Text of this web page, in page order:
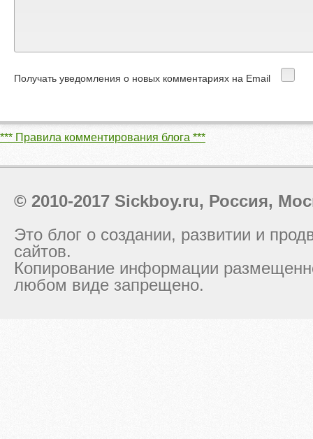
Получать уведомления о новых комментариях на Email
*** Правила комментирования блога ***
© 2010-2017 Sickboy.ru, Россия,
Это блог о создании, развитии и
сайтов.
Копирование информации
любом виде запрещено.